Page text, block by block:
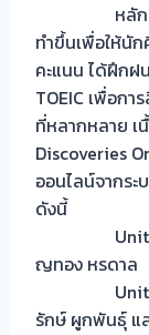
หลักสูตรอบ
ทำขึ้นเพื่อให้นัก
คะแนน ได้ฝึกฝ
TOEIC เพื่อกา
ที่หลากหลาย เ
Discoveries
ออนไลน์จากระ
ดังนี้
Unit 1:
ญทอง หรดาล
Unit 2:
รักษ์ ผูกพันธุ์ แ